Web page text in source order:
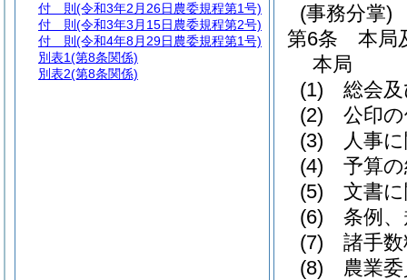
(事務分掌)
第6条
本局
本局
(1) 総会及
(2) 公印の
(3) 人事に
(4) 予算の
(5) 文書に
(6) 条例、
(7) 諸手数
(8) 農業委
付 則 (令和3年2月26日農委規程第1号)
付 則 (令和3年3月15日農委規程第2号)
付 則 (令和4年8月29日農委規程第1号)
別表1(第8条関係)
別表2(第8条関係)